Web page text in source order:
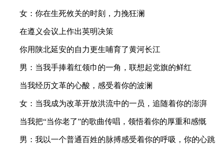
女：你在生死攸关的时刻，力挽狂澜
在遵义会议上作出英明决策
你用陕北延安的自力更生哺育了黄河长江
男：当我手捧着红领巾的一角，联想起党旗的鲜红
当我经历文革的心酸，感受着你的波澜
女：当我成为改革开放洪流中的一员，追随着你的澎湃
当我把“当你老了”的歌曲传唱，领悟着你的厚重和感慨
男：我以一个普通百姓的脉搏感受着你的呼吸，你的心跳